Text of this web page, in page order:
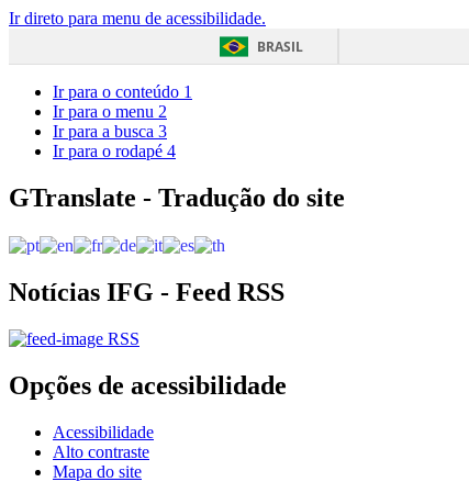
Ir direto para menu de acessibilidade.
BRASIL
Ir para o conteúdo 1
Ir para o menu 2
Ir para a busca 3
Ir para o rodapé 4
GTranslate - Tradução do site
Notícias IFG - Feed RSS
RSS
Opções de acessibilidade
Acessibilidade
Alto contraste
Mapa do site